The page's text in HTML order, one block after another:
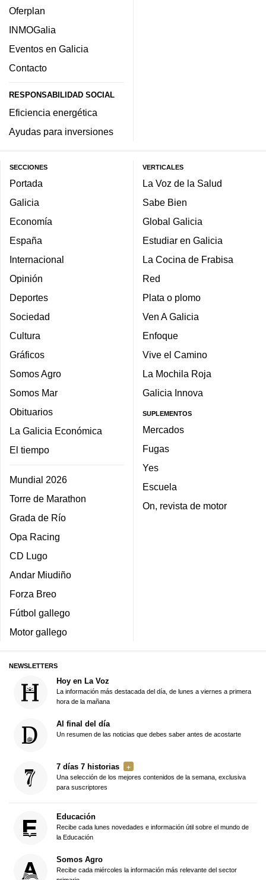
Oferplan
INMOGalia
Eventos en Galicia
Contacto
RESPONSABILIDAD SOCIAL
Eficiencia energética
Ayudas para inversiones
SECCIONES
Portada
Galicia
Economía
España
Internacional
Opinión
Deportes
Sociedad
Cultura
Gráficos
Somos Agro
Somos Mar
Obituarios
La Galicia Económica
El tiempo
Mundial 2026
Torre de Marathon
Grada de Río
Opa Racing
CD Lugo
Andar Miudiño
Forza Breo
Fútbol gallego
Motor gallego
VERTICALES
La Voz de la Salud
Sabe Bien
Global Galicia
Estudiar en Galicia
La Cocina de Frabisa
Red
Plata o plomo
Ven A Galicia
Enfoque
Vive el Camino
La Mochila Roja
Galicia Innova
SUPLEMENTOS
Mercados
Fugas
Yes
Escuela
On, revista de motor
NEWSLETTERS
Hoy en La Voz
La información más destacada del día, de lunes a viernes a primera
hora de la mañana
Al final del día
Un resumen de las noticias que debes saber antes de acostarte
7 días 7 historias
Una selección de los mejores contenidos de la semana, exclusiva
para suscriptores
Educación
Recibe cada lunes novedades e información útil sobre el mundo de
la Educación
Somos Agro
Recibe cada miércoles la información más relevante del sector